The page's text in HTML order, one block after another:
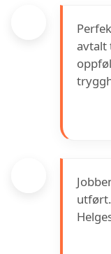
avtalt